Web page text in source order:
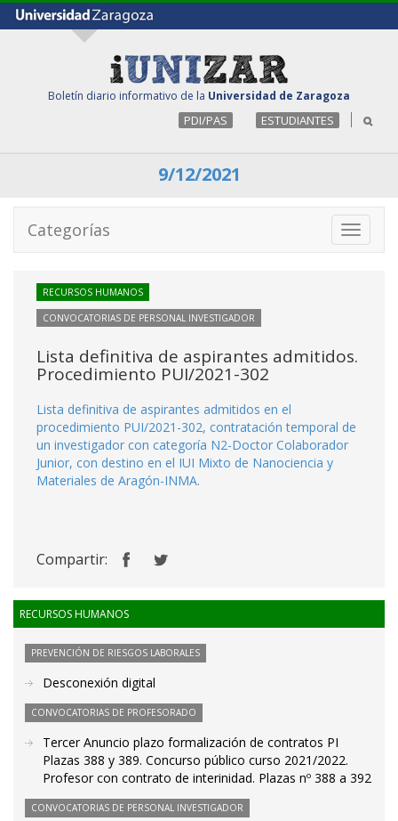
Boletín diario informativo de la Universidad de Zaragoza
PDI/PAS ESTUDIANTES
9/12/2021
Toggle
Categorías
RECURSOS HUMANOS
CONVOCATORIAS DE PERSONAL INVESTIGADOR
Lista definitiva de aspirantes admitidos.
Procedimiento PUI/2021-302
Lista definitiva de aspirantes admitidos en el
procedimiento PUI/2021-302, contratación temporal de
un investigador con categoría N2-Doctor Colaborador
Junior, con destino en el IUI Mixto de Nanociencia y
Materiales de Aragón-INMA.
Compartir:
RECURSOS HUMANOS
PREVENCIÓN DE RIESGOS LABORALES
Desconexión digital
CONVOCATORIAS DE PROFESORADO
Tercer Anuncio plazo formalización de contratos PI
Plazas 388 y 389. Concurso público curso 2021/2022.
Profesor con contrato de interinidad. Plazas nº 388 a 392
CONVOCATORIAS DE PERSONAL INVESTIGADOR